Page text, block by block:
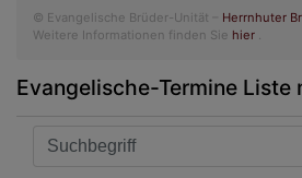
© Evangelische Brüder-Unität – Herrnhuter
Weitere Informationen finden Sie hier .
Evangelische-Termine Liste